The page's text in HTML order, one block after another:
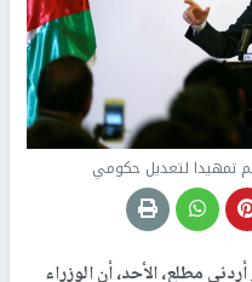
تمهيدا لتعديل حكومي
مطلع، الأحد، أن الوزراء